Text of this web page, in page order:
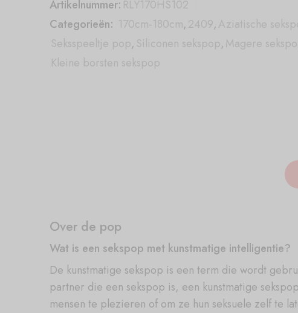
Artikelnummer: RLY170HS102
Categorieën: 170cm-180cm,2409,Aziatische
Seksspeeltje pop, Siliconen sekspop,Magere
Kleine borsten sekspop
Over de pop
Wat is een sekspop met kunstmatige intelligentie?
De kunstmatige sekspop is een term die wordt
partner die een sekspop is, een kunstmatige
mensen te plezieren of om ze hun seksuele zelf te